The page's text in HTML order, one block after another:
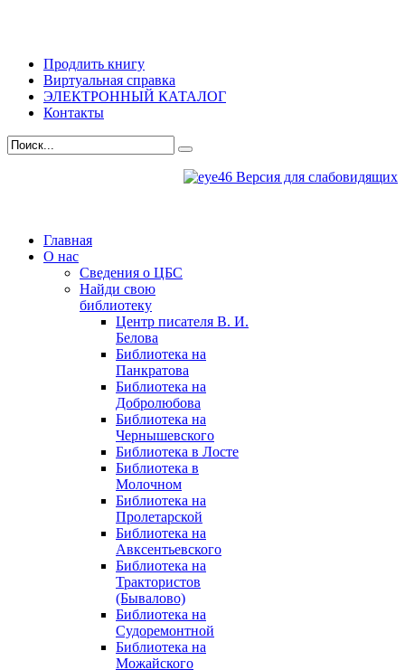
Продлить книгу
Виртуальная справка
ЭЛЕКТРОННЫЙ КАТАЛОГ
Контакты
Версия для слабовидящих
Главная
О нас
Сведения о ЦБС
Найди свою
библиотеку
Центр писателя В. И.
Белова
Библиотека на
Панкратова
Библиотека на
Добролюбова
Библиотека на
Чернышевского
Библиотека в Лосте
Библиотека в
Молочном
Библиотека на
Пролетарской
Библиотека на
Авксентьевского
Библиотека на
Трактористов
(Бывалово)
Библиотека на
Судоремонтной
Библиотека на
Можайского